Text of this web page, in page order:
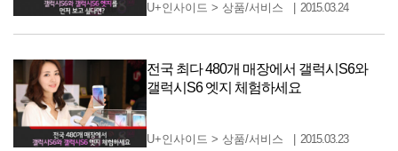
U+인사이드 >상품/서비스 2015.03.24
전국 최다 480개 매장에서 갤럭시S6와
갤럭시S6 엣지 체험하세요
U+인사이드 >상품/서비스 2015.03.23